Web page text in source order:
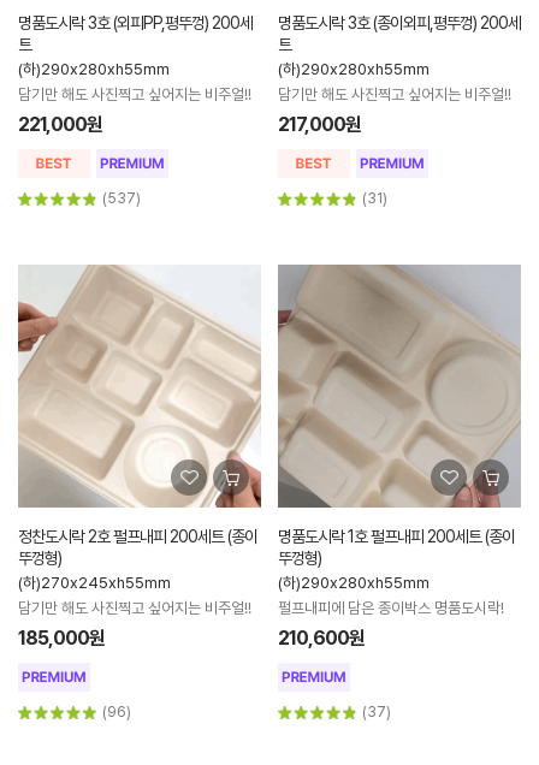
명품도시락 3호 (외피PP,평뚜껑) 200세
트
(하)290x280xh55mm
담기만 해도 사진찍고 싶어지는 비주얼!!
221,000원
(537)
명품도시락 3호 (종이외피,평뚜껑) 200세
트
(하)290x280xh55mm
담기만 해도 사진찍고 싶어지는 비주얼!!
217,000원
(31)
정찬도시락 2호 펄프내피 200세트 (종이
뚜껑형)
(하)270x245xh55mm
담기만 해도 사진찍고 싶어지는 비주얼!!
185,000원
(96)
명품도시락 1호 펄프내피 200세트 (종이
뚜껑형)
(하)290x280xh55mm
펄프내피에 담은 종이박스 명품도시락!
210,600원
(37)